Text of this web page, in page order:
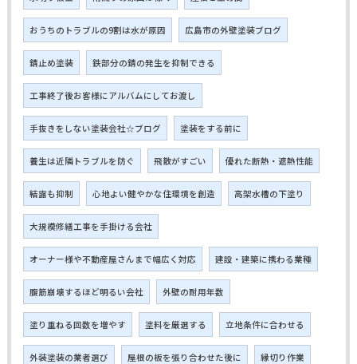
おうちのトラブルの9割は水が原因 広島市の外壁塗装ブログ
錆止め塗装 鉄部分の錆の発生を抑制できる
工事終了後お客様にアルバムにしてお渡し
手抜きをしない塗装会社☆ブログ 塗装をする前に
養生は近隣トラブルを防ぐ 飛散がすごい 優れた断熱・遮熱性能
結露も抑制 心地よい健やかな住環境を創造 高架水槽の下塗り
大規模修繕工事を手掛ける会社
オーナー様や不動産屋さんまで幅広く対応 建設・建築に携わる業種
腹筋崩壊するほど明るい会社 外壁の耐用年数
塗り重ねる回数を増やす 塗料を厳選する 立地条件に合わせる
外装塗装の業者選び 屋根の板を張り合わせた後に 縁切り作業